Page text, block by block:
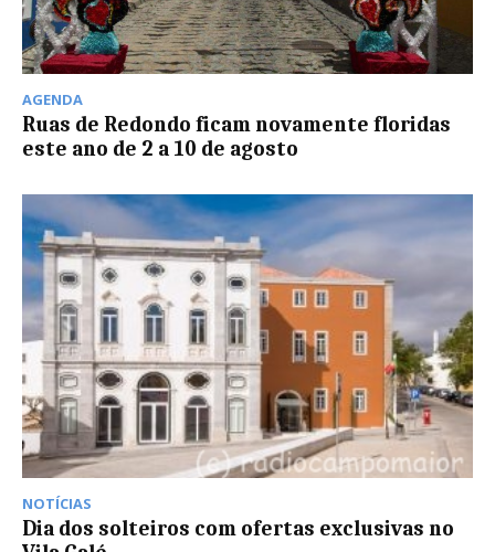
AGENDA
Ruas de Redondo ficam novamente floridas
este ano de 2 a 10 de agosto
NOTÍCIAS
Dia dos solteiros com ofertas exclusivas no